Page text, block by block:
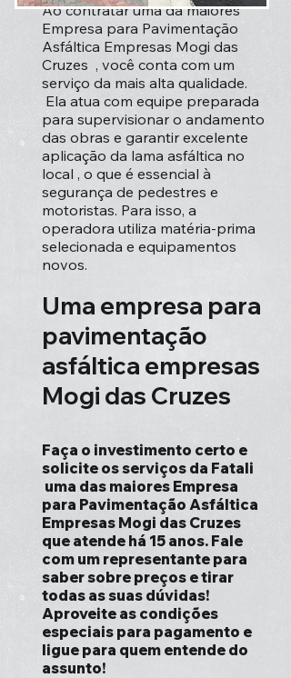
Ao contratar uma da maiores
Empresa para Pavimentação
Asfáltica Empresas Mogi das
Cruzes , você conta com um
serviço da mais alta qualidade.
Ela atua com equipe preparada
para supervisionar o andamento
das obras e garantir excelente
aplicação da lama asfáltica no
local , o que é essencial à
segurança de pedestres e
motoristas. Para isso, a
operadora utiliza matéria-prima
selecionada e equipamentos
novos.
Uma empresa para
pavimentação
asfáltica empresas
Mogi das Cruzes
Faça o investimento certo e
solicite os serviços da Fatali
uma das maiores Empresa
para Pavimentação Asfáltica
Empresas Mogi das Cruzes
que atende há 15 anos. Fale
com um representante para
saber sobre preços e tirar
todas as suas dúvidas!
Aproveite as condições
especiais para pagamento e
ligue para quem entende do
assunto!